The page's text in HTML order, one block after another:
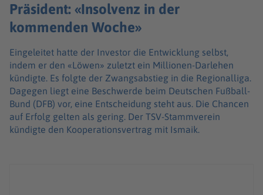
Präsident: «Insolvenz in der
kommenden Woche»
Eingeleitet hatte der Investor die Entwicklung selbst,
indem er den «Löwen» zuletzt ein Millionen-Darlehen
kündigte. Es folgte der Zwangsabstieg in die Regionalliga.
Dagegen liegt eine Beschwerde beim Deutschen Fußball-
Bund (DFB) vor, eine Entscheidung steht aus. Die Chancen
auf Erfolg gelten als gering. Der TSV-Stammverein
kündigte den Kooperationsvertrag mit Ismaik.